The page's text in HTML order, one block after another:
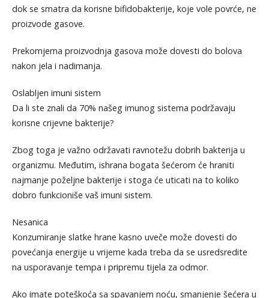
dok se smatra da korisne bifidobakterije, koje vole povrće, ne
proizvode gasove.
Prekomjerna proizvodnja gasova može dovesti do bolova
nakon jela i nadimanja.
Oslabljen imuni sistem
Da li ste znali da 70% našeg imunog sistema podržavaju
korisne crijevne bakterije?
Zbog toga je važno održavati ravnotežu dobrih bakterija u
organizmu. Međutim, ishrana bogata šećerom će hraniti
najmanje poželjne bakterije i stoga će uticati na to koliko
dobro funkcioniše vaš imuni sistem.
Nesanica
Konzumiranje slatke hrane kasno uveče može dovesti do
povećanja energije u vrijeme kada treba da se usredsredite
na usporavanje tempa i pripremu tijela za odmor.
Ako imate poteškoća sa spavanjem noću, smanjenje šećera u